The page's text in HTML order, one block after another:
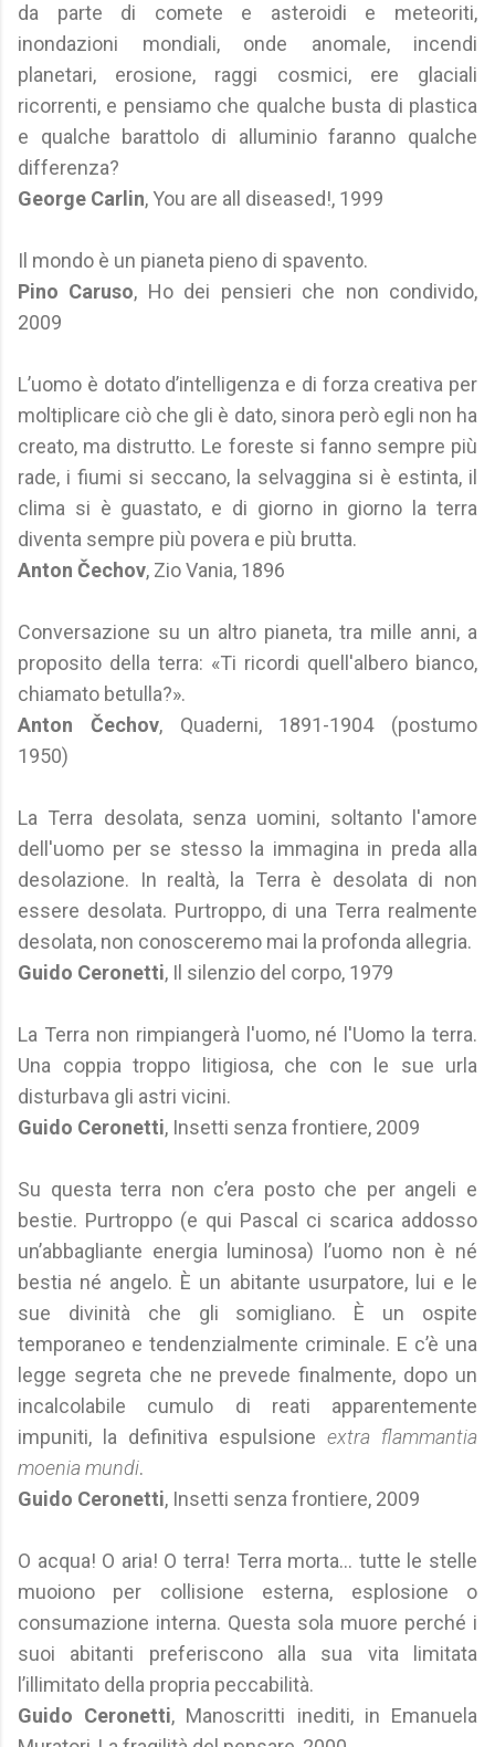
da parte di comete e asteroidi e meteoriti,
inondazioni mondiali, onde anomale, incendi
planetari, erosione, raggi cosmici, ere glaciali
ricorrenti, e pensiamo che qualche busta di plastica
e qualche barattolo di alluminio faranno qualche
differenza?
George Carlin, You are all diseased!, 1999
Il mondo è un pianeta pieno di spavento.
Pino Caruso, Ho dei pensieri che non condivido,
2009
L’uomo è dotato d’intelligenza e di forza creativa per
moltiplicare ciò che gli è dato, sinora però egli non ha
creato, ma distrutto. Le foreste si fanno sempre più
rade, i fiumi si seccano, la selvaggina si è estinta, il
clima si è guastato, e di giorno in giorno la terra
diventa sempre più povera e più brutta.
Anton Čechov, Zio Vania, 1896
Conversazione su un altro pianeta, tra mille anni, a
proposito della terra: «Ti ricordi quell'albero bianco,
chiamato betulla?».
Anton Čechov, Quaderni, 1891-1904 (postumo
1950)
La Terra desolata, senza uomini, soltanto l'amore
dell'uomo per se stesso la immagina in preda alla
desolazione. In realtà, la Terra è desolata di non
essere desolata. Purtroppo, di una Terra realmente
desolata, non conosceremo mai la profonda allegria.
Guido Ceronetti, Il silenzio del corpo, 1979
La Terra non rimpiangerà l'uomo, né l'Uomo la terra.
Una coppia troppo litigiosa, che con le sue urla
disturbava gli astri vicini.
Guido Ceronetti, Insetti senza frontiere, 2009
Su questa terra non c’era posto che per angeli e
bestie. Purtroppo (e qui Pascal ci scarica addosso
un’abbagliante energia luminosa) l’uomo non è né
bestia né angelo. È un abitante usurpatore, lui e le
sue divinità che gli somigliano. È un ospite
temporaneo e tendenzialmente criminale. E c’è una
legge segreta che ne prevede finalmente, dopo un
incalcolabile cumulo di reati apparentemente
impuniti, la definitiva espulsione extra flammantia
moenia mundi.
Guido Ceronetti, Insetti senza frontiere, 2009
O acqua! O aria! O terra! Terra morta… tutte le stelle
muoiono per collisione esterna, esplosione o
consumazione interna. Questa sola muore perché i
suoi abitanti preferiscono alla sua vita limitata
l’illimitato della propria peccabilità.
Guido Ceronetti, Manoscritti inediti, in Emanuela